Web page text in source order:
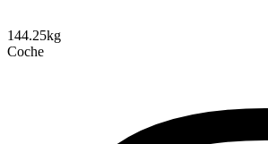
144.25kg
Coche